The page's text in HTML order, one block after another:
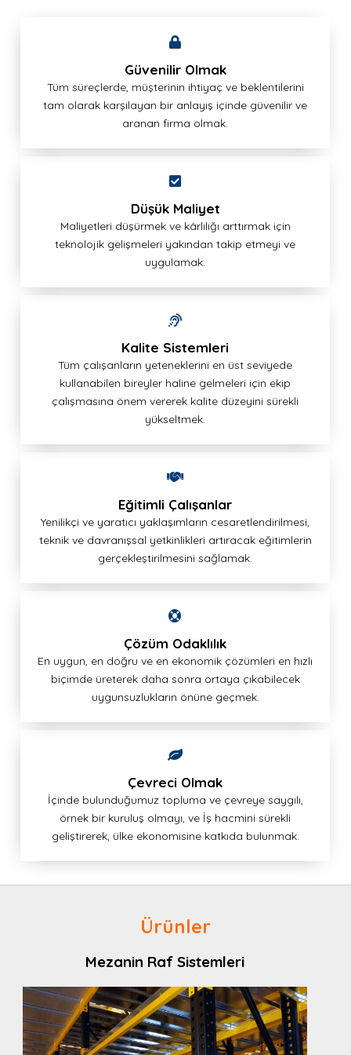
Güvenilir Olmak
Tüm süreçlerde, müşterinin ihtiyaç ve beklentilerini
tam olarak karşılayan bir anlayış içinde güvenilir ve
aranan firma olmak.
Düşük Maliyet
Maliyetleri düşürmek ve kârlılığı arttırmak için
teknolojik gelişmeleri yakından takip etmeyi ve
uygulamak.
Kalite Sistemleri
Tüm çalışanların yeteneklerini en üst seviyede
kullanabilen bireyler haline gelmeleri için ekip
çalışmasına önem vererek kalite düzeyini sürekli
yükseltmek.
Eğitimli Çalışanlar
Yenilikçi ve yaratıcı yaklaşımların cesaretlendirilmesi,
teknik ve davranışsal yetkinlikleri artıracak eğitimlerin
gerçekleştirilmesini sağlamak.
Çözüm Odaklılık
En uygun, en doğru ve en ekonomik çözümleri en hızlı
biçimde üreterek daha sonra ortaya çıkabilecek
uygunsuzlukların önüne geçmek.
Çevreci Olmak
İçinde bulunduğumuz topluma ve çevreye saygılı,
örnek bir kuruluş olmayı, ve İş hacmini sürekli
geliştirerek, ülke ekonomisine katkıda bulunmak.
Ürünler
Mezanin Raf Sistemleri